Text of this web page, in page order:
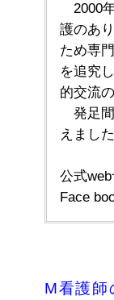
2000
護のあ
ため専
を追究
的交流
発足間
えまし
公式web
Face
M看護師